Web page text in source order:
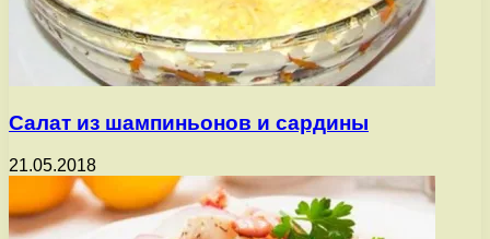
Салат из шампиньонов и сардины
21.05.2018